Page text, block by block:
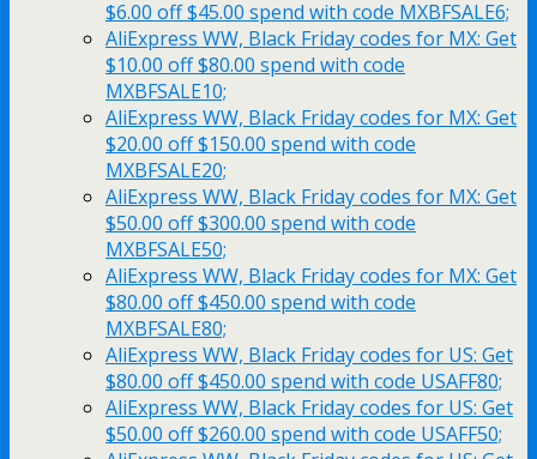
$6.00 off $45.00 spend with code MXBFSALE6;
AliExpress WW, Black Friday codes for MX: Get
$10.00 off $80.00 spend with code
MXBFSALE10;
AliExpress WW, Black Friday codes for MX: Get
$20.00 off $150.00 spend with code
MXBFSALE20;
AliExpress WW, Black Friday codes for MX: Get
$50.00 off $300.00 spend with code
MXBFSALE50;
AliExpress WW, Black Friday codes for MX: Get
$80.00 off $450.00 spend with code
MXBFSALE80;
AliExpress WW, Black Friday codes for US: Get
$80.00 off $450.00 spend with code USAFF80;
AliExpress WW, Black Friday codes for US: Get
$50.00 off $260.00 spend with code USAFF50;